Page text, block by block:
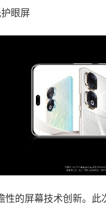
眼屏
的屏幕技术创新。此